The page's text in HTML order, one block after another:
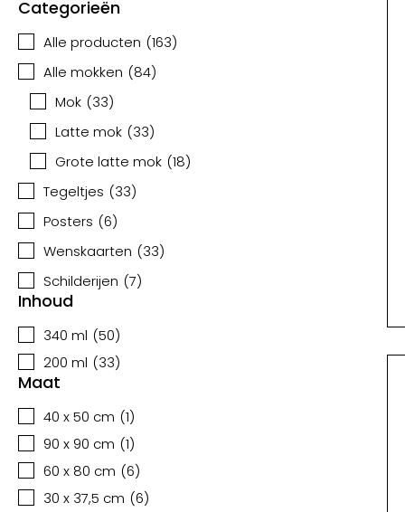
Categorieën
Alle producten (163)
Alle mokken (84)
Mok (33)
Latte mok (33)
Grote latte mok (18)
Tegeltjes (33)
Posters (6)
Wenskaarten (33)
Schilderijen (7)
Inhoud
340 ml (50)
200 ml (33)
Maat
40 x 50 cm (1)
90 x 90 cm (1)
60 x 80 cm (6)
30 x 37,5 cm (6)